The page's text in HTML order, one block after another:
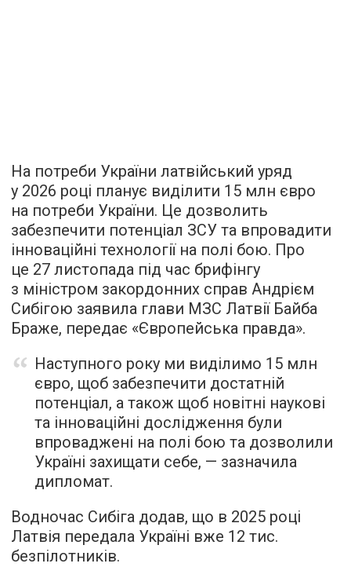
На потреби України латвійський уряд
у 2026 році планує виділити 15 млн євро
на потреби України. Це дозволить
забезпечити потенціал ЗСУ та впровадити
інноваційні технології на полі бою. Про
це 27 листопада під час брифінгу
з міністром закордонних справ Андрієм
Сибігою заявила глави МЗС Латвії Байба
Браже, передає «Європейська правда».
Наступного року ми виділимо 15 млн
євро, щоб забезпечити достатній
потенціал, а також щоб новітні наукові
та інноваційні дослідження були
впроваджені на полі бою та дозволили
Україні захищати себе, — зазначила
дипломат.
Водночас Сибіга додав, що в 2025 році
Латвія передала Україні вже 12 тис.
безпілотників.